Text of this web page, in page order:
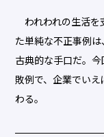
われわれの生活を
た単純な不正事例
古典的な手口だ。
敗例で、企業でい
わる。